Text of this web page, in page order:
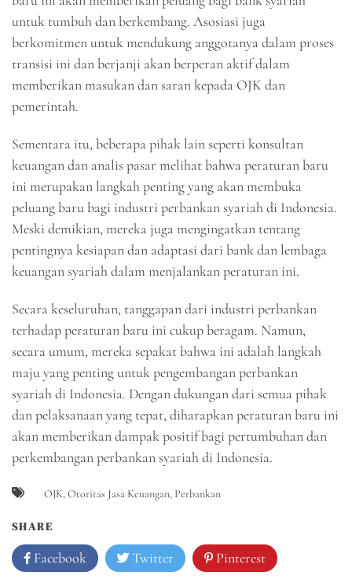
untuk tumbuh dan berkembang. Asosiasi juga
berkomitmen untuk mendukung anggotanya dalam proses
transisi ini dan berjanji akan berperan aktif dalam
memberikan masukan dan saran kepada OJK dan
pemerintah.
Sementara itu, beberapa pihak lain seperti konsultan
keuangan dan analis pasar melihat bahwa peraturan baru
ini merupakan langkah penting yang akan membuka
peluang baru bagi industri perbankan syariah di Indonesia.
Meski demikian, mereka juga mengingatkan tentang
pentingnya kesiapan dan adaptasi dari bank dan lembaga
keuangan syariah dalam menjalankan peraturan ini.
Secara keseluruhan, tanggapan dari industri perbankan
terhadap peraturan baru ini cukup beragam. Namun,
secara umum, mereka sepakat bahwa ini adalah langkah
maju yang penting untuk pengembangan perbankan
syariah di Indonesia. Dengan dukungan dari semua pihak
dan pelaksanaan yang tepat, diharapkan peraturan baru ini
akan memberikan dampak positif bagi pertumbuhan dan
perkembangan perbankan syariah di Indonesia.
OJK,Otoritas Jasa Keuangan, Perbankan
SHARE
Facebook Twitter Pinterest